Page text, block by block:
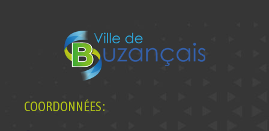
COORDONNÉES :